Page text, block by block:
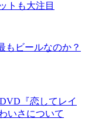
トも大注目
もビールなのか？
『恋してレイ
いさについて